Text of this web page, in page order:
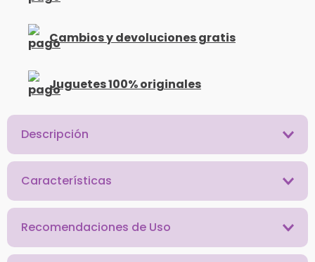
Cambios y devoluciones gratis
Juguetes 100% originales
Descripción
Características
Recomendaciones de Uso